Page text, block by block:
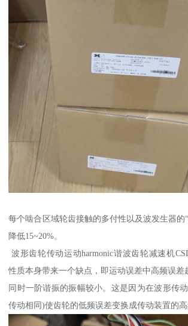
每个啮合区域轮齿接触的多付性以及波发生器的
降低15~20%。
波形齿轮传动运动harmonic谐波齿轮减速机
性质本身带来一个缺点，即运动误差中高频误差
同时一阶谐振的振幅较小。这是因为在波形传
传动相同)使齿轮的低频误差变换成传动装置的高